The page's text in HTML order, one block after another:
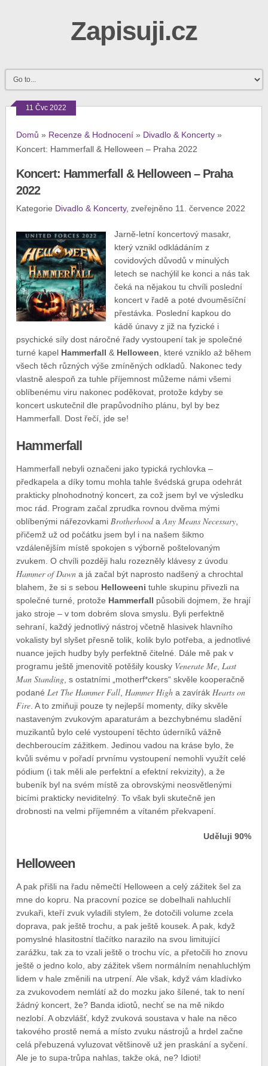
Zapisuji.cz
11 Čvc 2022
Domů » Recenze & Hodnocení » Divadlo & Koncerty »
Koncert: Hammerfall & Helloween – Praha 2022
Koncert: Hammerfall & Helloween – Praha
2022
Kategorie Divadlo & Koncerty, zveřejněno 11. července 2022
Jarně-letní koncertový masakr,
který vznikl odkládáním z
covidových důvodů v minulých
letech se nachýlil ke konci a nás tak
čeká na nějakou tu chvíli poslední
koncert v řadě a poté dvouměsíční
přestávka. Poslední kapkou do
kádě únavy z již na fyzické i
psychické síly dost náročné řady vystoupení tak je společné
turné kapel Hammerfall & Helloween , které vzniklo až během
všech těch různých výše zmíněných odkladů. Nakonec tedy
vlastně alespoň za tuhle příjemnost můžeme námi všemi
oblíbenému viru nakonec poděkovat, protože kdyby se
koncert uskutečnil dle prapůvodního plánu, byl by bez
Hammerfall. Dost řečí, jde se!
Hammerfall
Hammerfall nebyli označeni jako typická rychlovka –
předkapela a díky tomu mohla tahle švédská grupa odehrát
prakticky plnohodnotný koncert, za což jsem byl ve výsledku
moc rád. Program začal zprudka rovnou dvěma mými
oblíbenými nářezovkami BrotherhoodaAny Means Necessary
přičemž už od počátku jsem byl i na našem šikmo
vzdálenějším místě spokojen s výborně poštelovaným
zvukem. O chvíli později halu rozezněly klávesy z úvodu
Hammer of Dawn a já začal být naprosto nadšený a chrochtal
blahem, že si s sebou Helloweeni tuhle skupinu přivezli na
společné turné, protože Hammerfall působili dojmem, že hrají
jako stroje – v tom dobrém slova smyslu. Byli perfektně
sehraní, každý jednotlivý nástroj včetně hlasivek hlavního
vokalisty byl slyšet přesně tolik, kolik bylo potřeba, a jednotlivé
nuance jejich hudby byly perfektně čitelné. Dále mě pak v
programu ještě jmenovitě potěšily kousky Venerate Me Last
Man Standing , s ostatními „motherf*ckers“ skvěle kooperačně
podané Let The Hammer Fall Hammer High a zavírák Hearts on
Fire . A to zmiňuji pouze ty nejlepší momenty, díky skvěle
nastaveným zvukovým aparaturám a bezchybnému sladění
muzikantů bylo celé vystoupení těchto úderníků vážně
dechberoucím zážitkem. Jedinou vadou na kráse bylo, že
kvůli svému v pořadí prvnímu vystoupení nemohli využít celé
pódium (i tak měli ale perfektní a efektní rekvizity), a že
bubeník byl na svém místě za obrovskými neosvětlenými
bicími prakticky neviditelný. To však byli skutečně jen
drobnosti na velmi příjemném a vítaném překvapení.
Uděluji 90%
Helloween
A pak přišli na řadu němečtí Helloween a celý zážitek šel za
mne do kopru. Na pracovní pozice se dobelhali nahluchlí
zvukaři, kteří zvuk vyladili stylem, že dotočili volume zcela
doprava, pak ještě trochu, a pak ještě kousek. A pak, když
pomyslné hlasitostní tlačítko narazilo na svou limitující
zarážku, tak za to vzali ještě o trochu víc, a přetočili ho znovu
ještě o jedno kolo, aby zážitek všem normálním nenahluchlým
lidem v hale změnili na utrpení. Ale však, když vám kladívko
za zvukovodem nemlátí až do mozku jako šílené, tak to není
žádný koncert, že? Banda idiotů, nechť se na mě nikdo
nezlobí. A obzvlášť, když zvuková soustava v hale na něco
takového prostě nemá a místo zvuku nástrojů a hrdel začne
celá přebuzená vyluzovat většinově už jen praskání a syčení.
Ale je to supa-trůpa nahlas, takže oká, ne? Idioti!